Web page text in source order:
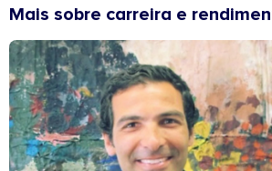
Mais sobre carreira e